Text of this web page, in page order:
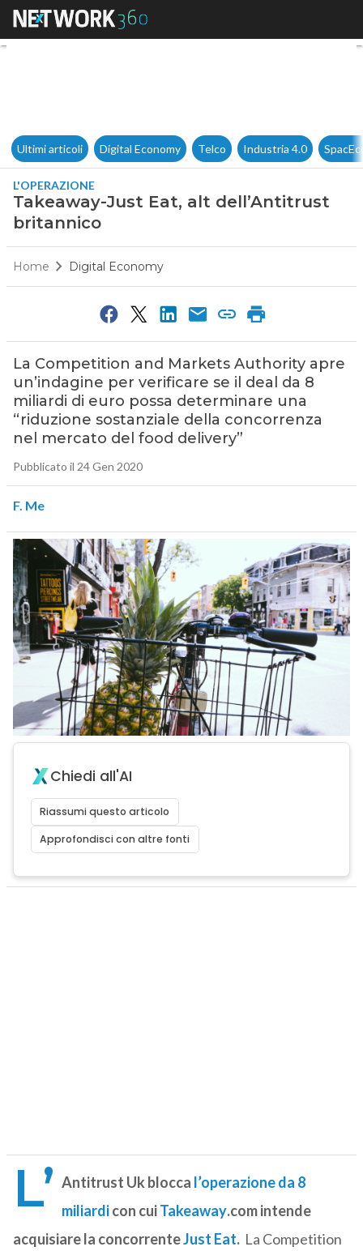
Takeaway-Just Eat, alt
Ultimi articoli Digital Economy Telco Industria 4.0
L'OPERAZIONE
Takeaway-Just Eat, alt dell’Antitrust
britannico
Home Digital Economy
La Competition and Markets Authority apre
un’indagine per verificare se il deal da 8
miliardi di euro possa determinare una
“riduzione sostanziale della concorrenza
nel mercato del food delivery”
Pubblicato il 24 Gen 2020
F. Me
Chiedi all'AI
Riassumi questo articolo
Approfondisci con altre fonti
L’ Antitrust Uk blocca l’operazione da 8
miliardicon cuiTakeaway.com intende
acquisiare la concorrenteJust Eat.La Competition